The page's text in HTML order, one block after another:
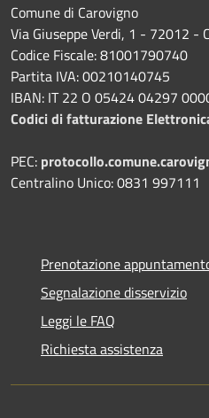
Comune di Carovigno
Via Giuseppe Verdi, 1 - 72012 -
Codice Fiscale: 81001790740
Partita IVA: 00210140745
IBAN: IT 22 O 05424 04297
Codici di fatturazione
PEC:
Centralino Unico: 0831 997111
Prenotazione
Segnalazione disservizio
Leggi le FAQ
Richiesta assistenza